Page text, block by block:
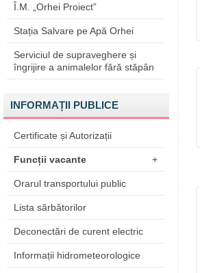
Î.M. „Orhei Proiect”
Stația Salvare pe Apă Orhei
Serviciul de supraveghere și
îngrijire a animalelor fără stăpân
INFORMAȚII PUBLICE
Certificate și Autorizații
Funcții vacante +
Orarul transportului public
Lista sărbătorilor
Deconectări de curent electric
Informații hidrometeorologice